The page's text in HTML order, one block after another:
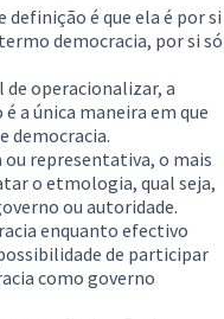
é que ela é por si
democracia, por si só
de operacionalizar, a
a única maneira em que
democracia.
representativa, o mais
o etmologia, qual seja,
ou autoridade.
enquanto efectivo
de participar
como governo